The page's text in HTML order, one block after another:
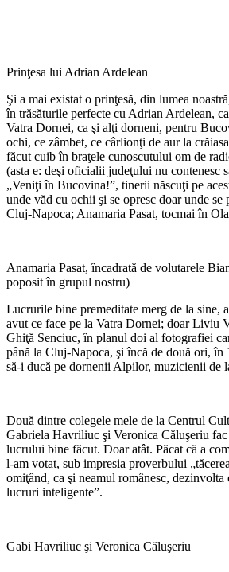
Prinţesa lui Adrian Ardelean
Şi a mai existat o prinţesă, din lumea
în trăsăturile perfecte cu Adrian Ardelean,
Vatra Dornei, ca şi alţi dorneni, pentru
ochi, ce zâmbet, ce cârlionţi de aur la
făcut cuib în braţele cunoscutului om de
(asta e: deşi oficialii judeţului nu contenesc
„Veniţi în Bucovina!”, tinerii născuţi pe
unde văd cu ochii şi se opresc doar unde se
Cluj-Napoca; Anamaria Pasat, tocmai în
Anamaria Pasat, încadrată de volutarele
poposit în grupul nostru)
Lucrurile bine premeditate merg de la sine,
avut ce face pe la Vatra Dornei; doar Liviu
Ghiţă Senciuc, în planul doi al fotografiei
până la Cluj-Napoca, şi încă de două ori, în
să-i ducă pe dornenii Alpilor, muzicienii de
Două dintre colegele mele de la Centrul
Gabriela Havriliuc şi Veronica Căluşeriu
lucrului bine făcut. Doar atât. Păcat că a
l-am votat, sub impresia proverbului
omiţând, ca şi neamul românesc,
lucruri inteligente”.
Gabi Havriliuc şi Veronica Căluşeriu